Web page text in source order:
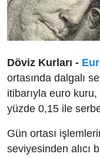
Döviz Kurları -
ortasında dalgalı
itibarıyla euro
yüzde 0,15 ile
Gün ortası
seviyesinden alıcı